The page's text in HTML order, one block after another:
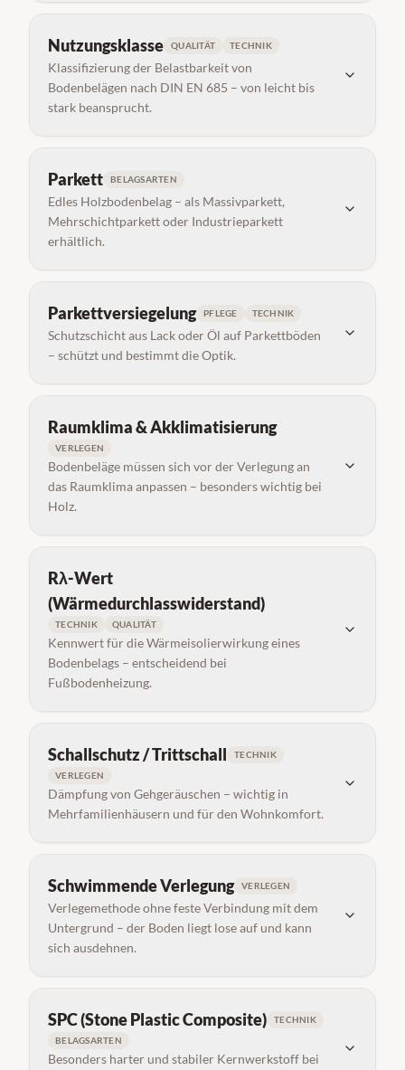
Nutzungsklasse QUALITÄT TECHNIK
Klassifizierung der Belastbarkeit von
Bodenbelägen nach DIN EN 685 – von leicht bis
stark beansprucht.
Parkett BELAGSARTEN
Edles Holzbodenbelag – als Massivparkett,
Mehrschichtparkett oder Industrieparkett
erhältlich.
Parkettversiegelung PFLEGE TECHNIK
Schutzschicht aus Lack oder Öl auf Parkettböden
– schützt und bestimmt die Optik.
Raumklima & Akklimatisierung
VERLEGEN
Bodenbeläge müssen sich vor der Verlegung an
das Raumklima anpassen – besonders wichtig bei
Holz.
Rλ-Wert
(Wärmedurchlasswiderstand)
TECHNIK QUALITÄT
Kennwert für die Wärmeisolierwirkung eines
Bodenbelags – entscheidend bei
Fußbodenheizung.
Schallschutz / Trittschall
TECHNIK
VERLEGEN
Dämpfung von Gehgeräuschen – wichtig in
Mehrfamilienhäusern und für den Wohnkomfort.
Schwimmende Verlegung VERLEGEN
Verlegemethode ohne feste Verbindung mit dem
Untergrund – der Boden liegt lose auf und kann
sich ausdehnen.
SPC (Stone Plastic Composite)
TECHNIK
BELAGSARTEN
Besonders harter und stabiler Kernwerkstoff bei